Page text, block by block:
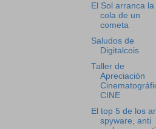
El Sol arranca la
cola de un
cometa
Saludos de
Digitalcois
Taller de
Apreciación
CINE
El top 5 de los
spyware, anti